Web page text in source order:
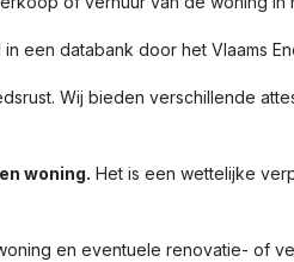
een databank door het Vlaams
Wij bieden verschillende
woning. Het is een wettelijke
en eventuele renovatie- of